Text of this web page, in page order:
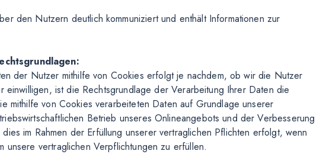
den Nutzern deutlich kommuniziert und enthält Informationen zur
der Nutzer mithilfe von Cookies erfolgt je nachdem, ob wir die Nutzer
einwilligen, ist die Rechtsgrundlage der Verarbeitung Ihrer Daten die
mithilfe von Cookies verarbeiteten Daten auf Grundlage unserer
Betrieb unseres Onlineangebots und der Verbesserung
im Rahmen der Erfüllung unserer vertraglichen Pflichten erfolgt, wenn
unsere vertraglichen Verpflichtungen zu erfüllen.